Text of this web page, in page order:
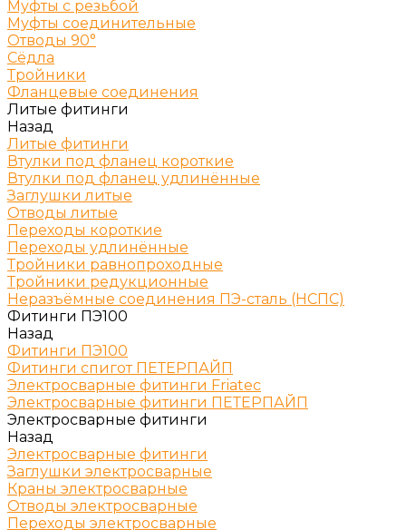
Муфты с резьбой
Муфты соединительные
Отводы 90°
Сёдла
Тройники
Фланцевые соединения
Литые фитинги
Назад
Литые фитинги
Втулки под фланец короткие
Втулки под фланец удлинённые
Заглушки литые
Отводы литые
Переходы короткие
Переходы удлинённые
Тройники равнопроходные
Тройники редукционные
Неразъёмные соединения ПЭ-сталь (НСПС)
Фитинги ПЭ100
Назад
Фитинги ПЭ100
Фитинги спигот ПЕТЕРПАЙП
Электросварные фитинги Friatec
Электросварные фитинги ПЕТЕРПАЙП
Электросварные фитинги
Назад
Электросварные фитинги
Заглушки электросварные
Краны электросварные
Отводы электросварные
Переходы электросварные